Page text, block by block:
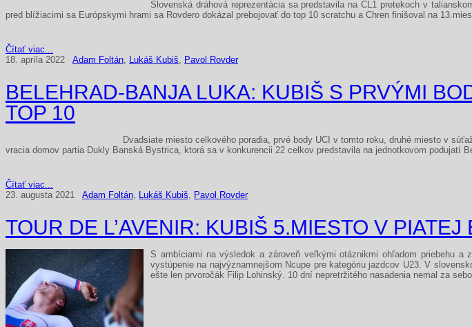
Slovenská dráhová reprezentácia sa predstavila na CL1 pretekoch v
pred blížiacimi sa Európskymi hrami sa Rovdero dokázal prebojovať do top 10 scratchu a Chren finišoval na
Čítať viac...
18. apríla 2022
Adam Foltán Lukáš Kubiš Pavol Rovder
BELEHRAD-BANJA LUKA: KUBIŠ S PRVÝMI
TOP 10
Dvadsiate miesto celkového poradia, prvé body UCI v tomto roku, druhé miesto v
vracia domov partia Dukly Banská Bystrica, ktorá sa v konkurencii 22 celkov predstavila na jednotkovom podujatí
Čítať viac...
23. augusta 2021
Adam Foltán Lukáš Kubiš Pavol Rovder
TOUR DE L’AVENIR: KUBIŠ 5.MIESTO V PIATEJ
S ambíciami na výsledok a zároveň veľkými otáznikmi ohľadom priebehu a
vystúpenie na najvýznamnejšom Ncupe pre kategóriu jazdcov U23. V
ešte len prvoročák Filip Lohinský. 10 dní nepretržitého nasadenia nemal za